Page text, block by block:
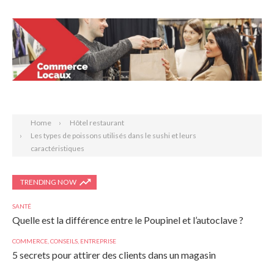
Home
Hôtel restaurant
Les types de poissons utilisés dans le sushi et leurs
caractéristiques
TRENDING NOW
SANTÉ
Quelle est la différence entre le Poupinel et l’autoclave ?
COMMERCE CONSEILS ENTREPRISE
5 secrets pour attirer des clients dans un magasin